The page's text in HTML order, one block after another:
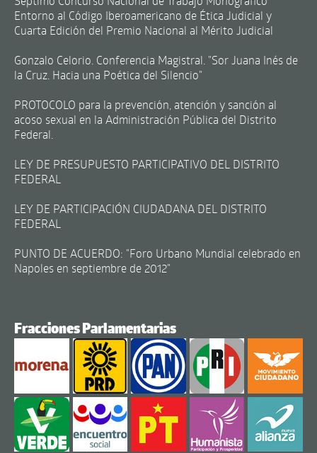
Entorno al Código Iberoamericano de Ética Judicial y
Cuarta Edición del Premio Nacional al Mérito Judicial
Gonzalo Celorio. Conferencia Magistral. "Sor Juana Inés de
la Cruz. Hacia una Poética del Silencio"
PROTOCOLO para la prevención, atención y sanción al
acoso sexual en la Administración Pública del Distrito
Federal.
LEY DE PRESUPUESTO PARTICIPATIVO DEL DISTRITO
FEDERAL
LEY DE PARTICIPACIÓN CIUDADANA DEL DISTRITO
FEDERAL
PUNTO DE ACUERDO: "Foro Urbano Mundial celebrado en
Napoles en septiembre de 2012"
Fracciones Parlamentarias